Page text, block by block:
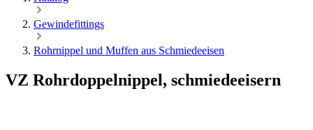
Gewindefittings
Rohrnippel und Muffen aus Schmiedeeisen
VZ Rohrdoppelnippel, schmiedeeisern